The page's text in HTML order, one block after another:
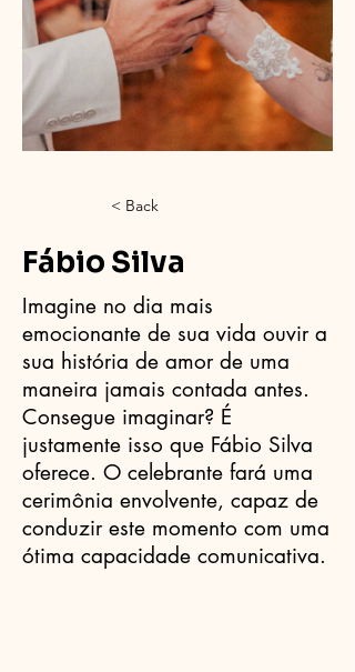
< Back
Fábio Silva
Imagine no dia mais
emocionante de sua vida ouvir a
sua história de amor de uma
maneira jamais contada antes.
Consegue imaginar? É
justamente isso que Fábio Silva
oferece. O celebrante fará uma
cerimônia envolvente, capaz de
conduzir este momento com uma
ótima capacidade comunicativa.